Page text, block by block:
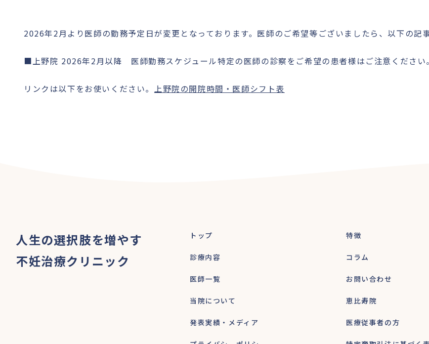
2026年2月より医師の勤務予定日が変更となっております。医師のご希望等ございましたら、以下の記
■上野院 2026年2月以降 医師勤務スケジュール特定の医師の診察をご希望の患者様はご注意ください。
リンクは以下をお使いください。 上野院の開院時間・医師シフト表
人生の選択肢を増やす
不妊治療クリニック
トップ 特徴
診療内容 コラム
医師一覧 お問い合わせ
当院について 恵比寿院
発表実績・メディア 医療従事者の方